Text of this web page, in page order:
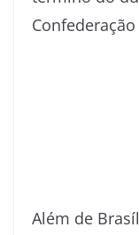
Além de